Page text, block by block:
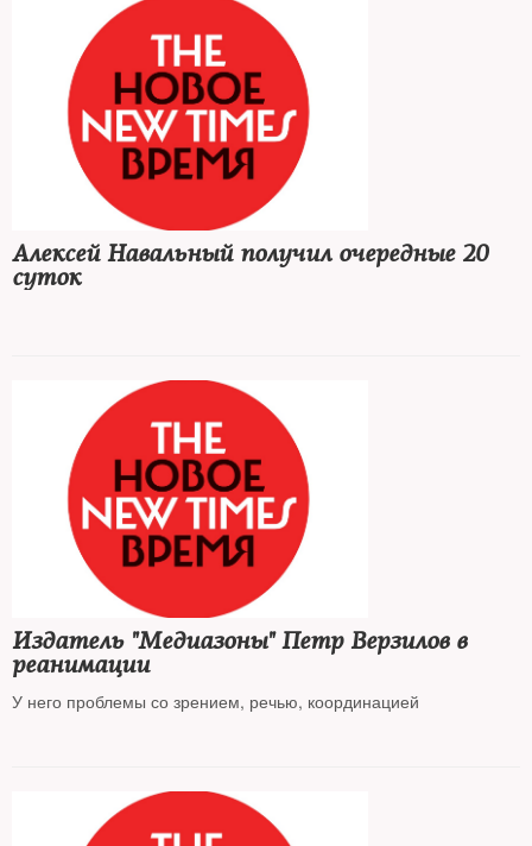
Алексей Навальный получил очередные 20
суток
Издатель "Медиазоны" Петр Верзилов в
реанимации
У него проблемы со зрением, речью, координацией